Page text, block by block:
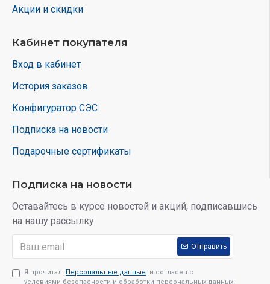
Акции и скидки
Кабинет покупателя
Вход в кабинет
История заказов
Конфигуратор СЭС
Подписка на новости
Подарочные сертификаты
Подписка на новости
Оставайтесь в курсе новостей и акций, подписавшись
на нашу рассылку
Отправить
Я прочитал Персональные данные
и согласен с
условиями безопасности и обработки персональных данных